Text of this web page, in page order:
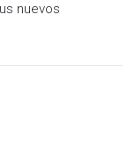
nuevos
Stadium.